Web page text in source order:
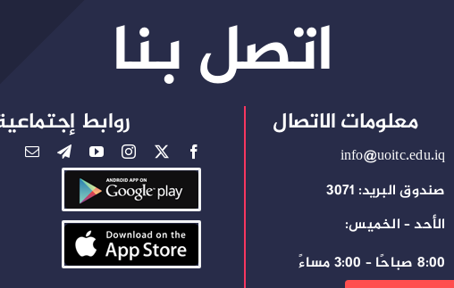
اتصل بنا
معلومات الاتصال
info@uoitc.edu.iq
صندوق البريد: 3071
الأحد – الخميس:
8:00 صباحًا – 3:00 مساءً
روابط